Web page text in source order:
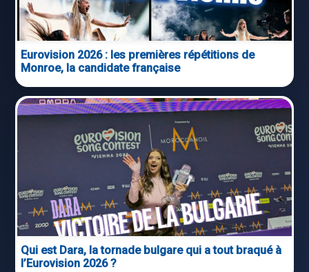
Eurovision 2026 : les premières répétitions de
Monroe, la candidate française
Qui est Dara, la tornade bulgare qui a tout braqué à
l’Eurovision 2026 ?